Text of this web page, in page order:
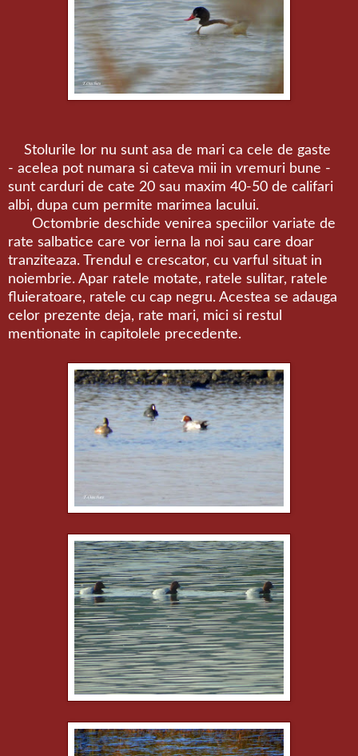
Stolurile lor nu sunt asa de mari ca cele de gaste
- acelea pot numara si cateva mii in vremuri bune -
sunt carduri de cate 20 sau maxim 40-50 de califari
albi, dupa cum permite marimea lacului.
Octombrie deschide venirea speciilor variate de
rate salbatice care vor ierna la noi sau care doar
tranziteaza. Trendul e crescator, cu varful situat in
noiembrie. Apar ratele motate, ratele sulitar, ratele
fluieratoare, ratele cu cap negru. Acestea se adauga
celor prezente deja, rate mari, mici si restul
mentionate in capitolele precedente.